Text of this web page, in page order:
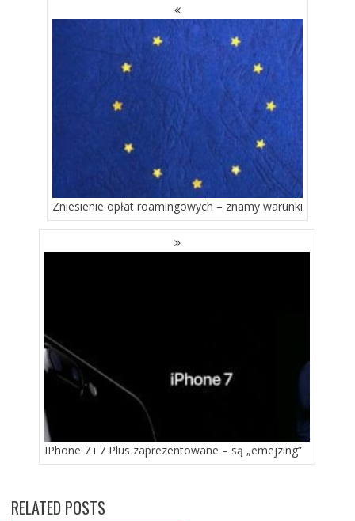
Zniesienie opłat roamingowych – znamy warunki
IPhone 7 i 7 Plus zaprezentowane – są „emejzing”
RELATED POSTS